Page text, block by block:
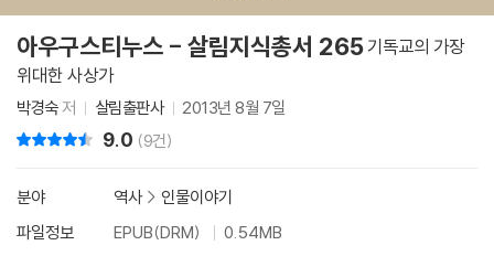
아우구스티누스 - 살림지식총서 265기독교의 가장
위대한 사상가
박경숙저 살림출판사 2013년 8월 7일
9.0 (9건)
분야 역사> 인물이야기
파일정보
EPUB(DRM)
0.54MB